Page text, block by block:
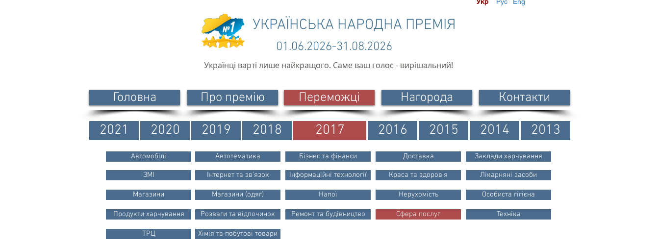
УКРАЇНСЬКА НАРОДНА ПРЕМІЯ
01.06.2026-31.08.2026
Українці варті лише найкращого. Саме ваш голос - вирішальний!
Головна Про премію Переможці Нагорода Контакти
2021 2020 2019 2018 2017 2016 2015 2014 2013
Автомобілі Автотематика Бізнес та фінанси Доставка Заклади харчування
ЗМІ Інтернет та зв'язок Інформаційні технології Краса та здоров'я Лікарняні засоби
Магазини Магазини (одяг) Напої Нерухомість Особиста гігієна
Продукти харчування Розваги та відпочинок Ремонт та будівництво Сфера послуг Техніка
ТРЦ Хімія та побутові товари